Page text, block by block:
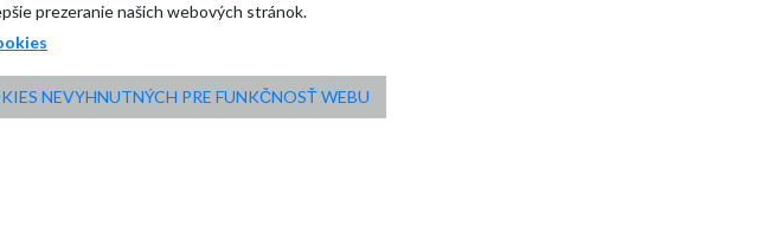
prezeranie našich webových stránok.
NEVYHNUTNÝCH PRE FUNKČNOSŤ WEBU